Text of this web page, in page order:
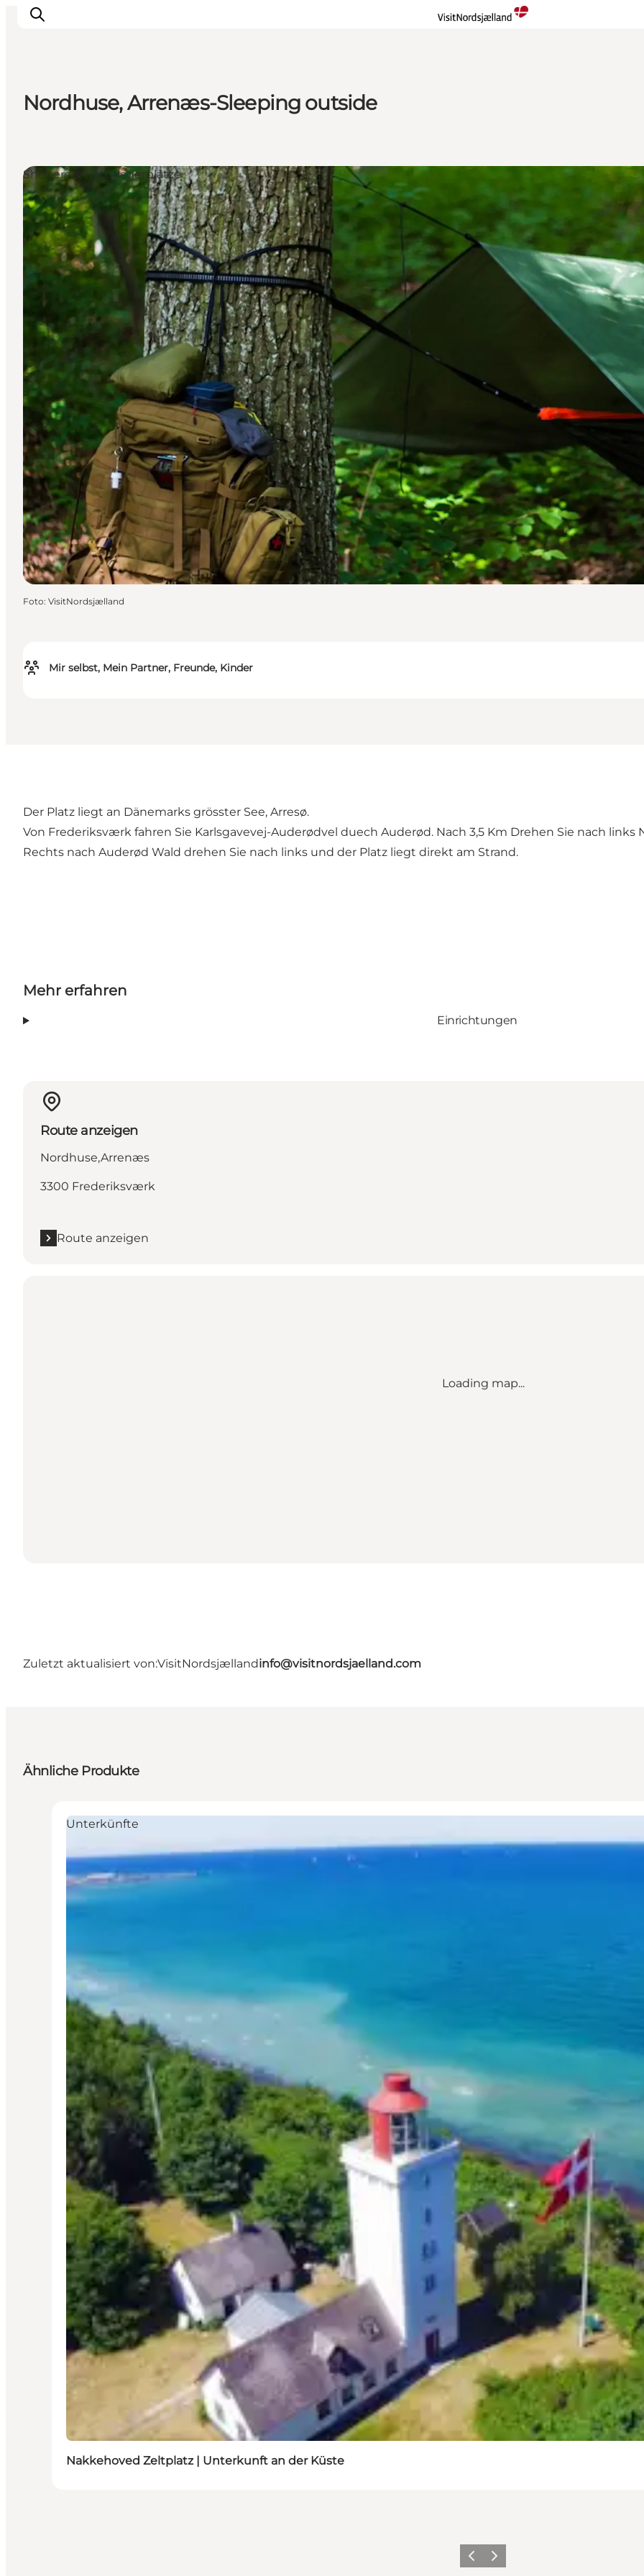
Geschmack
Unterkünfte
Städte
Reiseplanung
Nordhuse, Arrenæs-Sleeping outside
Mir selbst, Mein Partner, Freunde, Kinder
Shelters & Naturlagerplätze
Foto: VisitNordsjælland
Der Platz liegt an Dänemarks grösster See, Arresø.
Von Frederiksværk fahren Sie Karlsgavevej-Auderødvel duech Auderød. Nach 3,5 Km Drehen Sie nach links
Rechts nach Auderød Wald drehen Sie nach links und der Platz liegt direkt am Strand.
Mehr erfahren
Einrichtungen
Route anzeigen
Nordhuse,Arrenæs
3300 Frederiksværk
Route anzeigen
Loading map...
Zuletzt aktualisiert von:VisitNordsjællandinfo@visitnordsjaelland.com
Ähnliche Produkte
Unterkünfte
Nakkehoved Zeltplatz | Unterkunft an der Küste
ZurückWeiter